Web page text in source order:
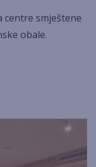
centre smještene
obale.